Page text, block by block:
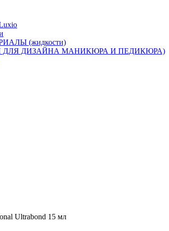
(жидкости)
ДЛЯ ДИЗАЙНА МАНИКЮРА И ПЕДИКЮРА)
Ultrabond 15 мл